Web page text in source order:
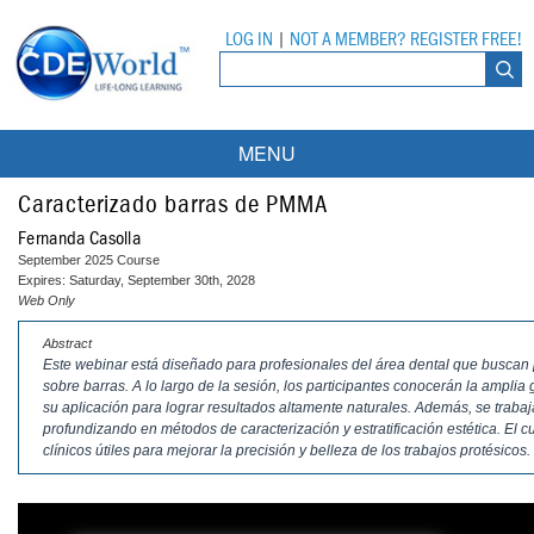
LOG IN NOT A MEMBER? REGISTER FREE!
MENU
Courses
On-Demand Webinars
DEA Opioid Modules
Compliance Modules
Partner Programs
All Partner Programs
American Dental Assistants Association
Compendium
University Programs
All University Programs
Tufts University
Contacts
Caracterizado barras de PMMA
Fernanda Casolla
September 2025 Course
Expires: Saturday, September 30th, 2028
Web Only
Abstract
Este webinar está diseñado para profesionales del área dental que
sobre barras. A lo largo de la sesión, los participantes conocerán la
su aplicación para lograr resultados altamente naturales. Además, se
profundizando en métodos de caracterización y estratificación estética. El
clínicos útiles para mejorar la precisión y belleza de los trabajos protésicos.